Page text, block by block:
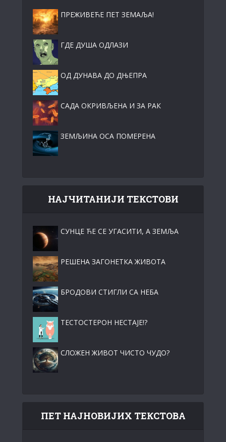
ПРЕЖИВЕЋЕ ПЕТ ЗЕМАЉА!
ГДЕ ДУША ОДЛАЗИ
ОД ДУНАВА ДО ДЊЕПРА
САДА ОКРИВЉЕНА И ЗА РАК
ЗЕМЉИНА ОСА ПОМЕРЕНА
НАЈЧИТАНИЈИ ТЕКСТОВИ
СУНЦЕ ЋЕ СЕ УГАСИТИ, А ЗЕМЉА
РЕШЕНА ЗАГОНЕТКА ЖИВОТА
БРОДОВИ СТИГЛИ СА НЕБА
ТЕСТОСТЕРОН НЕСТАЈЕ!?
СЛОЖЕН ЖИВОТ ЧИСТО ЧУДО?
ПЕТ НАЈНОВИЈИХ ТЕКСТОВА